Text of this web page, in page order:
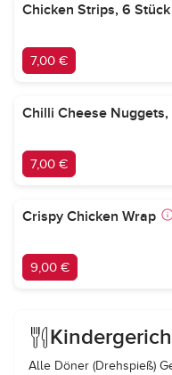
Chicken Strips, 6 Stück
7,00 €
Chilli Cheese
7,00 €
Crispy Chicken Wrap
9,00 €
Alle Döner (Drehspieß)